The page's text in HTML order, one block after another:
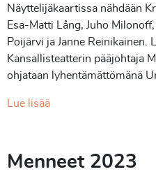
Näyttelijäkaartissa nähdään
Esa-Matti Lång, Juho
Poijärvi ja Janne Reinikainen.
Kansallisteatterin pääjohtaja
ohjataan lyhentämättömänä
Lue lisää
Menneet 2023